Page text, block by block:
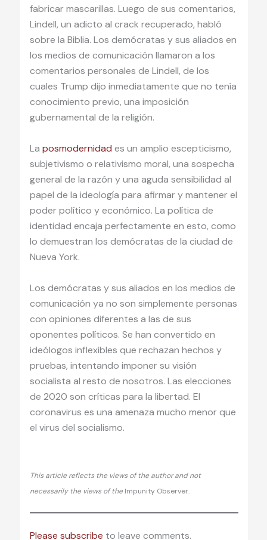
fabricar mascarillas. Luego de sus comentarios,
Lindell, un adicto al crack recuperado, habló
sobre la Biblia. Los demócratas y sus aliados en
los medios de comunicación llamaron a los
comentarios personales de Lindell, de los
cuales Trump dijo inmediatamente que no tenía
conocimiento previo, una imposición
gubernamental de la religión.
La posmodernidad es un amplio escepticismo,
subjetivismo o relativismo moral, una sospecha
general de la razón y una aguda sensibilidad al
papel de la ideología para afirmar y mantener el
poder político y económico. La política de
identidad encaja perfectamente en esto, como
lo demuestran los demócratas de la ciudad de
Nueva York.
Los demócratas y sus aliados en los medios de
comunicación ya no son simplemente personas
con opiniones diferentes a las de sus
oponentes políticos. Se han convertido en
ideólogos inflexibles que rechazan hechos y
pruebas, intentando imponer su visión
socialista al resto de nosotros. Las elecciones
de 2020 son críticas para la libertad. El
coronavirus es una amenaza mucho menor que
el virus del socialismo.
This article reflects the views of the author and not
necessarily the views of the Impunity Observer.
Please subscribe to leave comments.